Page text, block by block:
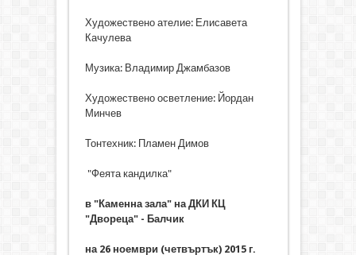
Художествено ателие: Елисавета
Качулева
Музика: Владимир Джамбазов
Художествено осветление: Йордан
Минчев
Тонтехник: Пламен Димов
"Феята кандилка"
в "Каменна зала" на ДКИ КЦ
"Двореца" - Балчик
на 26 ноември (четвъртък) 2015 г.